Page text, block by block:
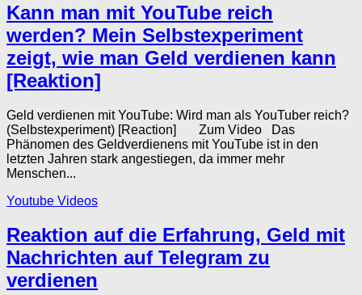
Kann man mit YouTube reich
werden? Mein Selbstexperiment
zeigt, wie man Geld verdienen kann
[Reaktion]
Geld verdienen mit YouTube: Wird man als YouTuber reich?
(Selbstexperiment) [Reaction] Zum Video Das
Phänomen des Geldverdienens mit YouTube ist in den
letzten Jahren stark angestiegen, da immer mehr
Menschen...
Youtube Videos
Reaktion auf die Erfahrung, Geld mit
Nachrichten auf Telegram zu
verdienen